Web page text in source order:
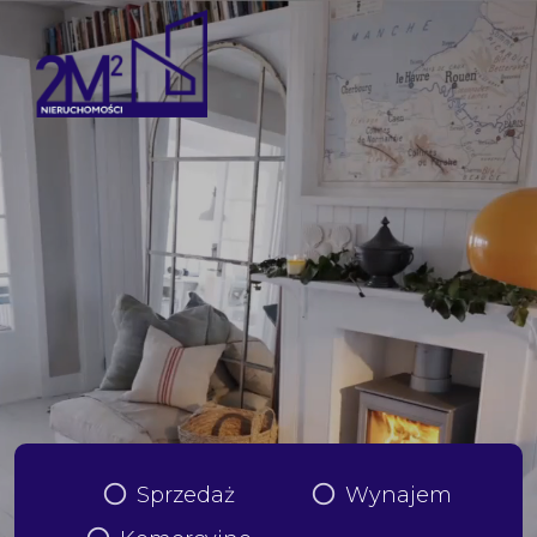
Sprzedaż
Wynajem